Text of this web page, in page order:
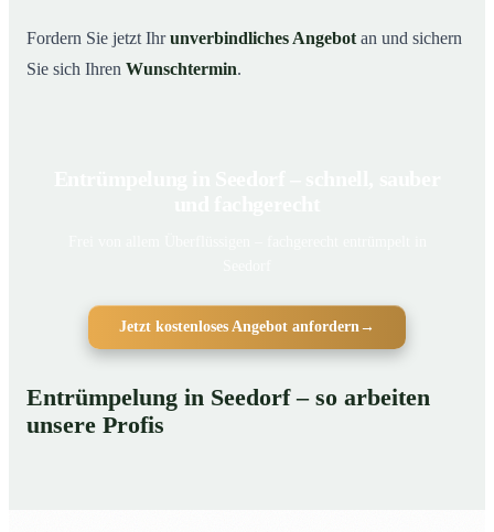
Fordern Sie jetzt Ihrunverbindliches Angebot an und sichern
Sie sich Ihren Wunschtermin.
Jetzt kostenloses Angebot anfordern →
Entrümpelung in Seedorf – so arbeiten
unsere Profis